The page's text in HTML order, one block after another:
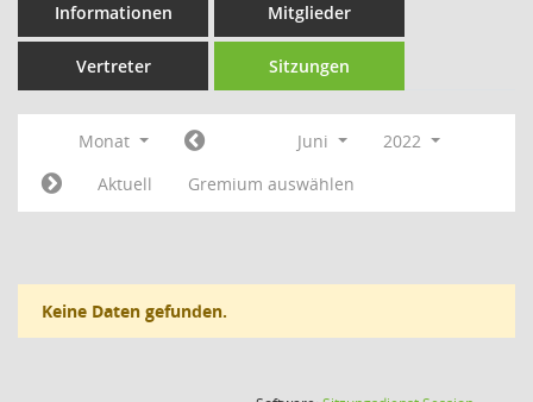
Informationen Mitglieder
Vertreter Sitzungen
Monat Juni
2022
Aktuell
Gremium auswählen
Keine Daten gefunden.